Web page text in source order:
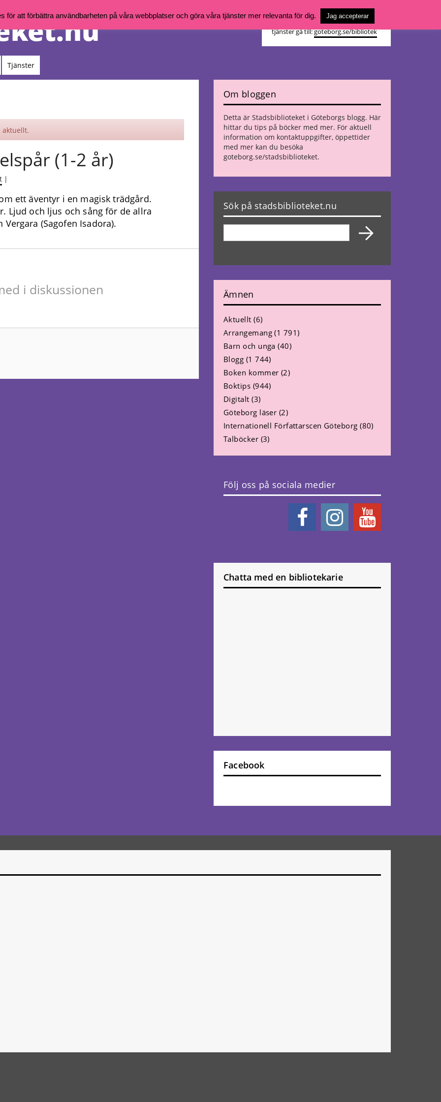
Tjänster
Vill du söka böcker, logga in på ditt
bibliotekskonto eller nå övriga
tjänster gå till:goteborg.se/bibliotek
aktuellt.
(1-2 år)
|
ett äventyr i en magisk trädgård.
Ljud och ljus och sång för de allra
(Sagofen Isadora).
i diskussionen
Om bloggen
Detta är Stadsbiblioteket i Göteborgs blogg. Här
hittar du tips på böcker med mer. För aktuell
information om kontaktuppgifter, öppettider
med mer kan du besöka
goteborg.se/stadsbiblioteket.
Sök på stadsbiblioteket.nu
Ämnen
Aktuellt (6)
Arrangemang(1 791)
Barn och unga (40)
Blogg (1 744)
Boken kommer (2)
Boktips (944)
Digitalt (3)
Göteborg läser (2)
Internationell Författarscen Göteborg (80)
Talböcker (3)
Följ oss på sociala medier
Chatta med en bibliotekarie
Facebook
att förbättra användbarheten på våra webbplatser och göra våra tjänster mer relevanta för dig. Jag accepterar